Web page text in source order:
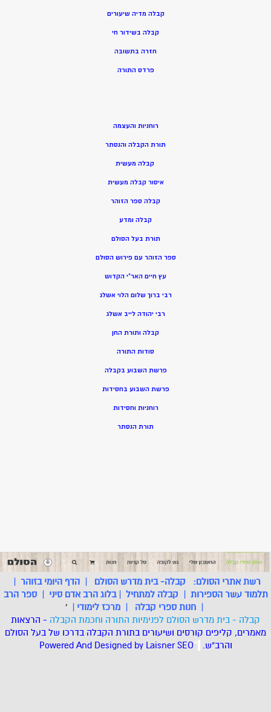
קבלה מדיה שיעורים
קבלה בשידור חי
חזרה בתשובה
פרדס התורה
רוחניות והעצמה
תורת הקבלה והנסתר
קבלה מעשית
איסור קבלה מעשית
קבלה ספר הזוהר
קבלה ומדע
תורת בעל הסולם
ספר הזוהר עם פירוש הסולם
עץ חיים האר”י הקדוש
רבי ברוך שלום הלוי אשלג
רבי יהודה לייב אשלג
קבלה ותורת החן
סודות התורה
פרשת השבוע בקבלה
פרשת השבוע בחסידות
רוחניות וחסידות
תורת הנסתר
רשת אתרי הסולם: קבלה- בית מדרש הסולם |הדף היומי בזוהר |
תלמוד עשר הספירות | קבלה למתחיל |בלוג הרב אדם סיני |ספר הרב
| חנות ספרי קבלה | מרכז לימודי |
'
קבלה - בית מדרש הסולם לפנימיות התורה וחכמת הקבלה - הרצאות
מאמרים, קליפים קורסים ושיעורים בתורת הקבלה בדרכו של בעל הסולם
והרב"ש. *
Powered And Designed by LaisnerSEO